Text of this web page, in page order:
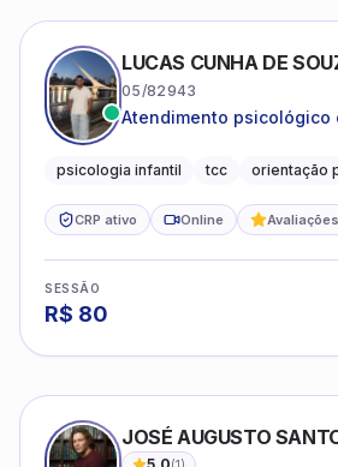
LUCAS CUNHA DE
05/82943
Atendimento psicológico
promovendo equilíbrio
psicologia infantil tcc orientação
CRP ativo Online Avaliações
SESSÃO
R$ 80
JOSÉ AUGUSTO
(1)